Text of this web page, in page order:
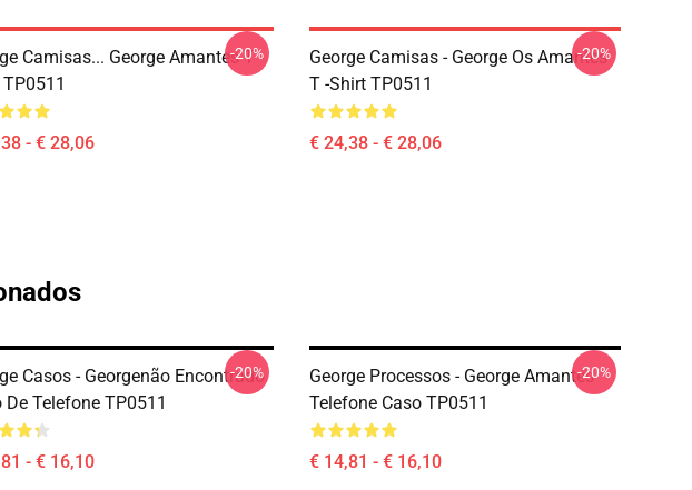
Camisas... George Amantes T -
- € 28,06
-20%
George Camisas - George Os Amantes
T -shirt TP0511
€ 24,38 - € 28,06
-20%
Casos - Georgenão Encontrado
De Telefone TP0511
- € 16,10
-20%
George Processos - George Amantes
Telefone Caso TP0511
€ 14,81 - € 16,10
-20%